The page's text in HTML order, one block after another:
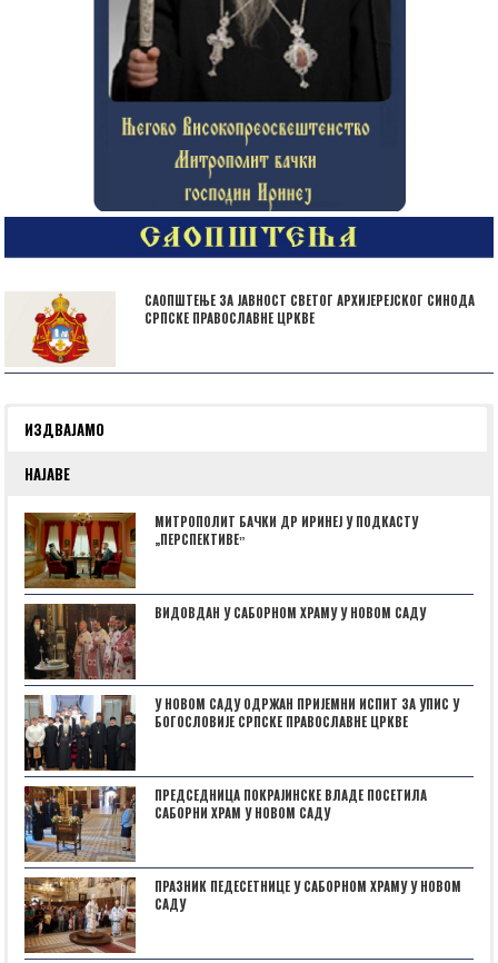
САОПШТЕЊЕ ЗА ЈАВНОСТ СВЕТОГ АРХИЈЕРЕЈСКОГ СИНОДА
СРПСКЕ ПРАВОСЛАВНЕ ЦРКВЕ
ИЗДВАЈАМО
НАЈАВЕ
МИТРОПОЛИТ БАЧКИ ДР ИРИНЕЈ У ПОДКАСТУ
„ПЕРСПЕКТИВЕˮ
ВИДОВДАН У САБОРНОМ ХРАМУ У НОВОМ САДУ
У НОВОМ САДУ ОДРЖАН ПРИЈЕМНИ ИСПИТ ЗА УПИС У
БОГОСЛОВИЈЕ СРПСКЕ ПРАВОСЛАВНЕ ЦРКВЕ
ПРЕДСЕДНИЦА ПОКРАЈИНСКЕ ВЛАДЕ ПОСЕТИЛА
САБОРНИ ХРАМ У НОВОМ САДУ
ПРАЗНИК ПЕДЕСЕТНИЦЕ У САБОРНОМ ХРАМУ У НОВОМ
САДУ